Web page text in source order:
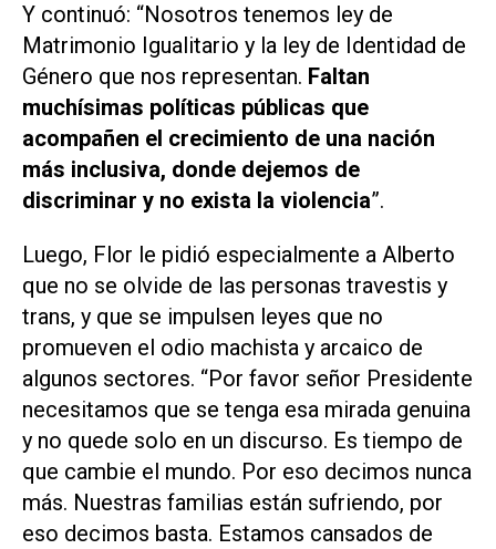
Y continuó: “Nosotros tenemos ley de
Matrimonio Igualitario y la ley de Identidad de
Género que nos representan. Faltan
muchísimas políticas públicas que
acompañen el crecimiento de una nación
más inclusiva, donde dejemos de
discriminar y no exista la violencia”.
Luego, Flor le pidió especialmente a Alberto
que no se olvide de las personas travestis y
trans, y que se impulsen leyes que no
promueven el odio machista y arcaico de
algunos sectores. “Por favor señor Presidente
necesitamos que se tenga esa mirada genuina
y no quede solo en un discurso. Es tiempo de
que cambie el mundo. Por eso decimos nunca
más. Nuestras familias están sufriendo, por
eso decimos basta. Estamos cansados de